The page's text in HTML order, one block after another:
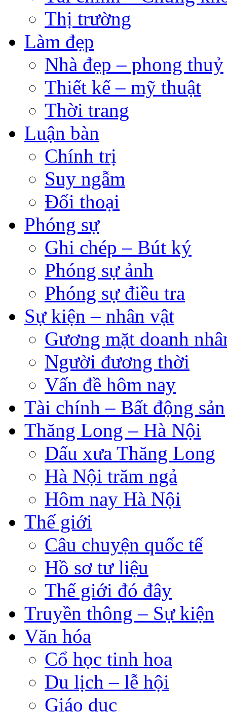
Thị trường
Làm đẹp
Nhà đẹp – phong thuỷ
Thiết kế – mỹ thuật
Thời trang
Luận bàn
Chính trị
Suy ngẫm
Đối thoại
Phóng sự
Ghi chép – Bút ký
Phóng sự ảnh
Phóng sự điều tra
Sự kiện – nhân vật
Gương mặt doanh
Người đương thời
Vấn đề hôm nay
Tài chính – Bất động sản
Thăng Long – Hà Nội
Dấu xưa Thăng Long
Hà Nội trăm ngả
Hôm nay Hà Nội
Thế giới
Câu chuyện quốc tế
Hồ sơ tư liệu
Thế giới đó đây
Truyền thông – Sự kiện
Văn hóa
Cổ học tinh hoa
Du lịch – lễ hội
Giáo dục